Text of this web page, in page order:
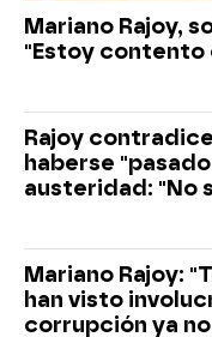
Mariano Rajoy,
"Estoy contento
Rajoy
haberse
austeridad: "No
Mariano Rajoy:
han visto
corrupción ya